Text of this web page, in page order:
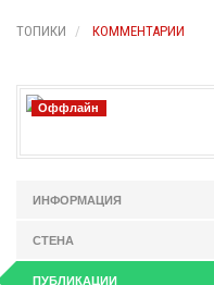
ТОПИКИ КОММЕНТАРИИ
Оффлайн
ИНФОРМАЦИЯ
СТЕНА
ПУБЛИКАЦИИ